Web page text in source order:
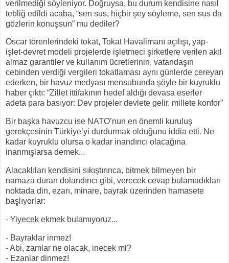
verilmediği söyleniyor. Doğruysa, bu durum kendisine nasıl
tebliğ edildi acaba, “sen sus, hiçbir şey söyleme, sen sus da
gözlerin konuşsun” mu dediler?
Oscar törenlerindeki tokat, Tokat Havalimanı açılışı, yap-
işlet-devret modeli projelerde işletmeci şirketlere verilen akıl
almaz garantiler ve kullanım ücretlerinin, vatandaşın
cebinden verdiği vergileri tokatlaması aynı günlerde cereyan
ederken, bir havuz medyası mensubunda şöyle bir kuyruklu
haber çıktı: “Zillet ittifakının hedef aldığı devasa eserler
adeta para basıyor: Dev projeler devlete gelir, millete konfor”
Bir başka havuzcu ise NATO’nun en önemli kuruluş
gerekçesinin Türkiye’yi durdurmak olduğunu iddia etti. Ne
kadar kuyruklu olursa o kadar inandırıcı olacağına
inanmışlarsa demek...
Alacaklıları kendisini sıkıştırınca, bitmek bilmeyen bir
namaza duran dolandırıcı gibi, verecek cevap bulamadıkları
noktada din, ezan, minare, bayrak üzerinden hamasete
başlıyorlar:
- Yiyecek ekmek bulamıyoruz...
- Bayraklar inmez!
- Abi, zamlar ne olacak, inecek mi?
- Ezanlar dinmez!